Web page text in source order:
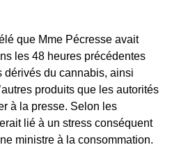
que Mme Pécresse avait
les 48 heures précédentes
dérivés du cannabis, ainsi
produits que les autorités
à la presse. Selon les
lié à un stress conséquent
ministre à la consommation.